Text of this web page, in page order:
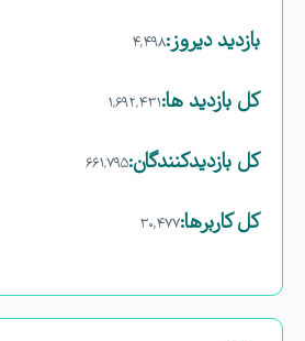
بازدید دیروز:۴,۴۹۸
کل بازدید ها:۱,۶۹۲,۴۳۱
کل بازدیدکنند‌گان:۶۶۱,۷۹۵
کل کاربرها:۳۰,۴۷۷